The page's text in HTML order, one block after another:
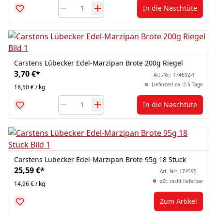
In die Naschtüte
Carstens Lübecker Edel-Marzipan Brote 200g Riegel
3,70 €*
18,50 € / kg
Art.-Nr.: 174592-1
Lieferzeit ca. 2-5 Tage
In die Naschtüte
Carstens Lübecker Edel-Marzipan Brote 95g 18 Stück
25,59 €*
14,96 € / kg
Art.-Nr.: 174595
zZt. nicht lieferbar
Zum Artikel